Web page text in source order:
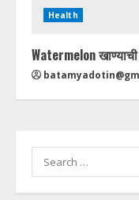
Health
Watermelon
Search
for: